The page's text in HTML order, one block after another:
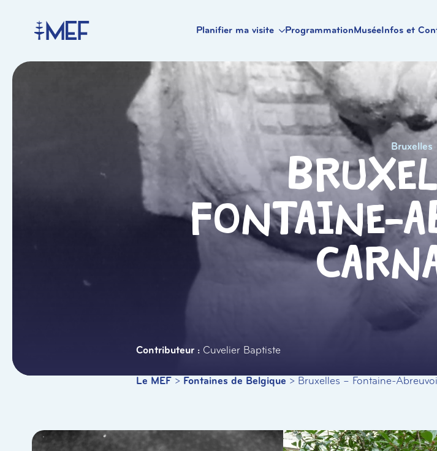
Planifier ma visite ProgrammationMuséeInfos et
Bruxelles
Fontaine-
Cuvelier Baptiste
Le MEF > Fontaines de Belgique > Bruxelles – Fontaine-